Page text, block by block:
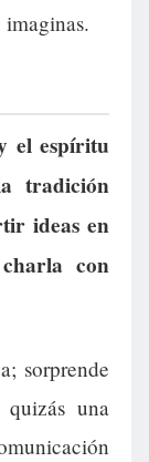
el espíritu
tradición
ideas en
con
sorprende
una